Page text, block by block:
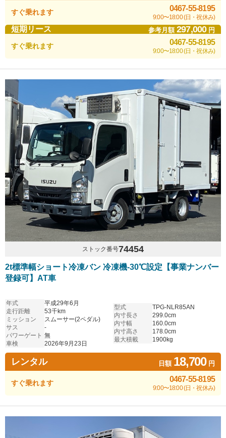
すぐ乗れます 0467-55-8195
9:00〜18:00 (日・祝休み)
短期リース 参考月額297,000円
すぐ乗れます 0467-55-8195
9:00〜18:00 (日・祝休み)
ストック番号74454
2t標準幅ショート冷凍バン 冷凍機-30℃設定【事業ナンバー
登録可】AT車
年式
平成29年6月
走行距離
53千km
ミッション
スムーサー(2ペダル)
サス
-
パワーゲート 無
車検
2026年9月23日
型式
TPG-NLR85AN
内寸長さ
299.0cm
内寸幅
160.0cm
内寸高さ
178.0cm
最大積載
1900kg
レンタル 日額 18,700円
すぐ乗れます 0467-55-8195
9:00〜18:00 (日・祝休み)